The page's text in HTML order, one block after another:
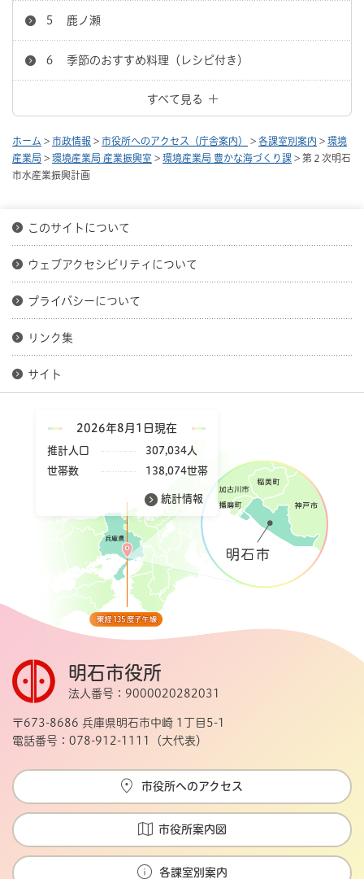
５ 鹿ノ瀬
６ 季節のおすすめ料理（レシピ付き）
すべて見る
ホーム > 市政情報 > 市役所へのアクセス（庁舎案内） > 各課室別案内 > 環境
産業局 > 環境産業局 産業振興室 > 環境産業局 豊かな海づくり課 > 第２次明石
市水産業振興計画
このサイトについて
ウェブアクセシビリティについて
プライバシーについて
リンク集
サイト
2026年8月1日現在
推計人口
307,034人
世帯数
138,074世帯
統計情報
明石市役所
法人番号：9000020282031
〒673-8686 兵庫県明石市中崎 1丁目5-1
電話番号：078-912-1111（大代表）
市役所へのアクセス
市役所案内図
各課室別案内